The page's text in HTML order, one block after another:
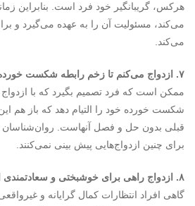
هرکس، گریبانگیر خود فرد است. بنابراین
می‌کند، مسئولیت آن را به عهده می‌گیرد و
می‌کند.
۷. ازدواج می‌کنم تا زخم رابطه شکست خورده‌ام خوب شود
ممکن است که فرد تصمیم بگیرد که با ازدواج
شکست خورده خود را التیام دهد که باز هم
قبلی بدون حل و فصل آنهاست. روان‌شناسان
برای چنین ازدواج‌هایی پیش بینی نمی‌کنند.
۸. ازدواج راهی برای خوشبختی و سعادتمندی است
گاهی افراد انتظارات کمال گرایانه و